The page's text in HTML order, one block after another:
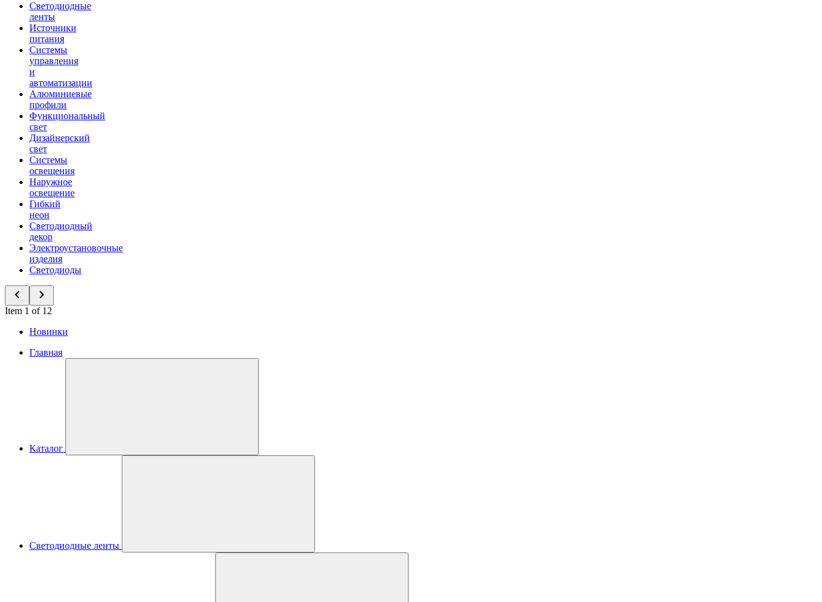
Светодиодные
ленты
Источники
питания
Системы
управления
и
автоматизации
Алюминиевые
профили
Функциональный
свет
Дизайнерский
свет
Системы
освещения
Наружное
освещение
Гибкий
неон
Светодиодный
декор
Электроустановочные
изделия
Светодиоды
Item 1 of 12
Новинки
Главная
Каталог
Светодиодные ленты